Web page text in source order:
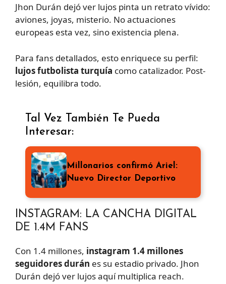
Jhon Durán dejó ver lujos pinta un retrato vívido:
aviones, joyas, misterio. No actuaciones
europeas esta vez, sino existencia plena.
Para fans detallados, esto enriquece su perfil:
lujos futbolista turquía como catalizador. Post-
lesión, equilibra todo.
Tal Vez También Te Pueda
Interesar:
Millonarios confirmó Ariel:
Nuevo Director Deportivo
INSTAGRAM: LA CANCHA DIGITAL
DE 1.4M FANS
Con 1.4 millones, instagram 1.4 millones
seguidores durán es su estadio privado. Jhon
Durán dejó ver lujos aquí multiplica reach.